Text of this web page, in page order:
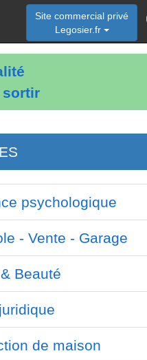
sortir
Site commercial privé
Legosier.fr
psychologique
- Vente - Garage
Beauté
de maison